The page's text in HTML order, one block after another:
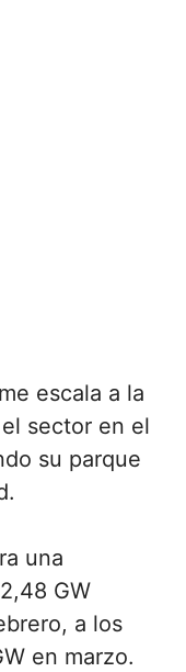
escala a la
sector en el
su parque
una
GW
a los
en marzo.